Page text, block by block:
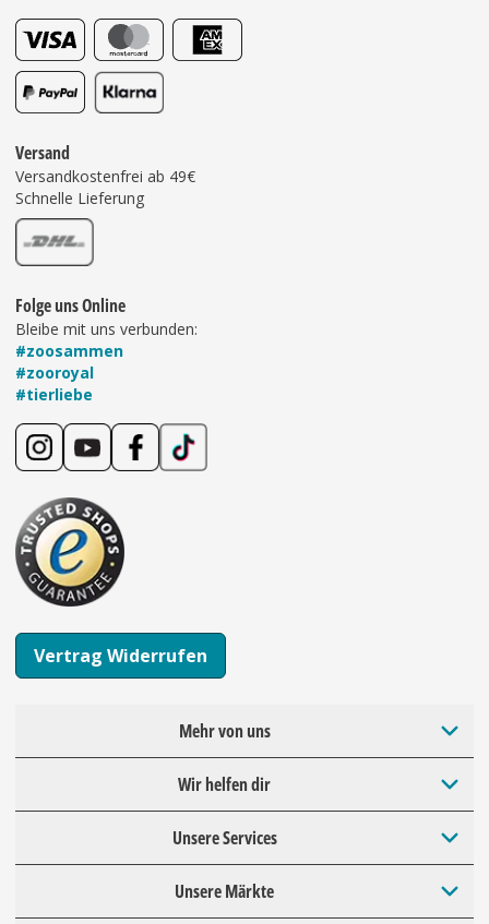
Versand
Versandkostenfrei ab 49€
Schnelle Lieferung
Folge uns Online
Bleibe mit uns verbunden:
#zoosammen
#zooroyal
#tierliebe
Vertrag Widerrufen
Mehr von uns
Wir helfen dir
Unsere Services
Unsere Märkte